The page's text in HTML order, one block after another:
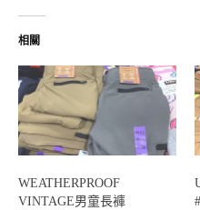
相關
WEATHERPROOF
VINTAGE男童長褲